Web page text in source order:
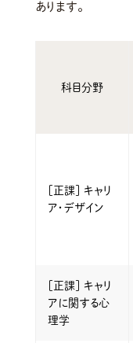
あります。
科目分野
［正課］ キャリ
ア・デザイン
［正課］ キャリ
アに関する心
理学